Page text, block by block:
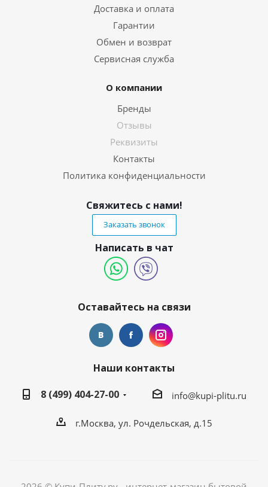
Доставка и оплата
Гарантии
Обмен и возврат
Сервисная служба
О компании
Бренды
Отзывы
Реквизиты
Контакты
Политика конфиденциальности
Свяжитесь с нами!
Заказать звонок
Написать в чат
Оставайтесь на связи
Наши контакты
8 (499) 404-27-00
info@kupi-plitu.ru
г.Москва, ул. Рочдельская, д.15